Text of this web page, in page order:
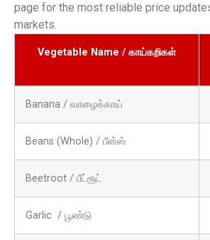
page for the most reliable price
markets.
Vegetable Name / காய்கறிகள்
Banana / வாழைக்காய்
Beans (Whole) / பீன்ஸ்
Beetroot / பீட்ரூட்
Garlic / பூண்டு